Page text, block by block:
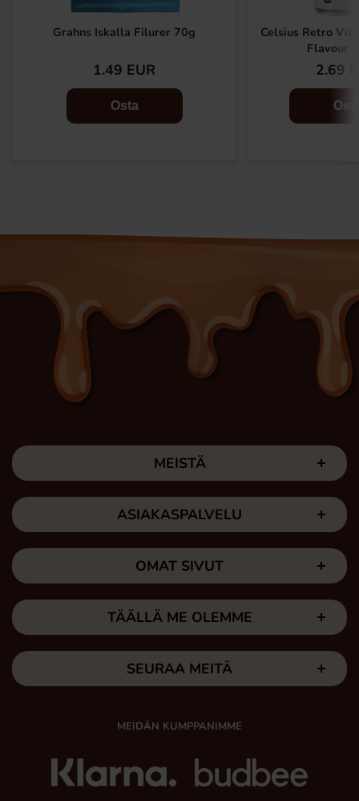
Grahns Iskalla Filurer 70g
1.49 EUR
Osta
Celsius Retro
Flavour
2.69
MEISTÄ
ASIAKASPALVELU
OMAT SIVUT
TÄÄLLÄ ME OLEMME
SEURAA MEITÄ
MEIDÄN KUMPPANIMME